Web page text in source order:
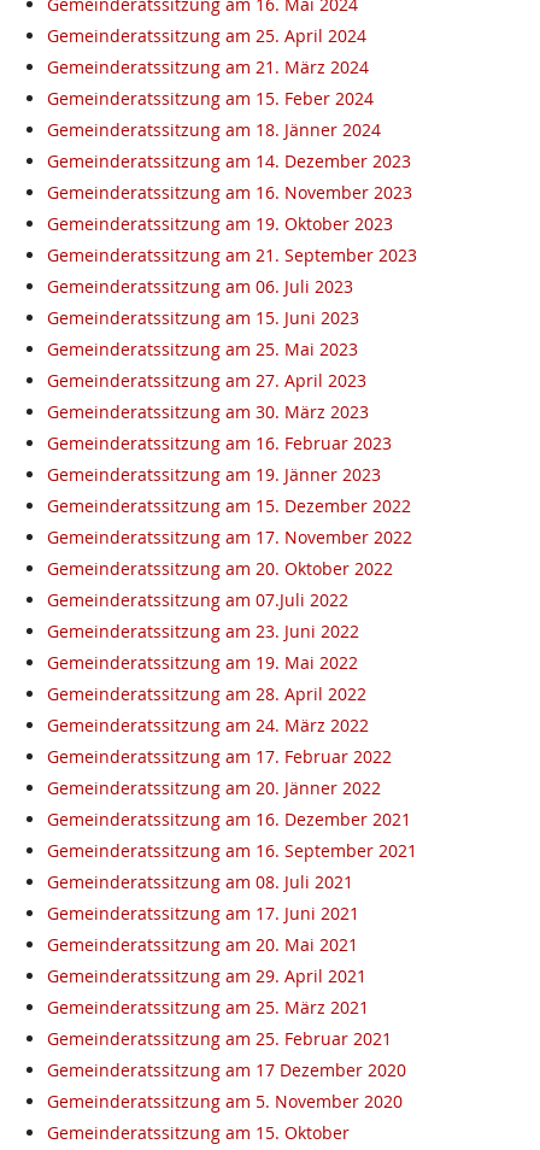
Gemeinderatssitzung am 25. April 2024
Gemeinderatssitzung am 21. März 2024
Gemeinderatssitzung am 15. Feber 2024
Gemeinderatssitzung am 18. Jänner 2024
Gemeinderatssitzung am 14. Dezember 2023
Gemeinderatssitzung am 16. November 2023
Gemeinderatssitzung am 19. Oktober 2023
Gemeinderatssitzung am 21. September 2023
Gemeinderatssitzung am 06. Juli 2023
Gemeinderatssitzung am 15. Juni 2023
Gemeinderatssitzung am 25. Mai 2023
Gemeinderatssitzung am 27. April 2023
Gemeinderatssitzung am 30. März 2023
Gemeinderatssitzung am 16. Februar 2023
Gemeinderatssitzung am 19. Jänner 2023
Gemeinderatssitzung am 15. Dezember 2022
Gemeinderatssitzung am 17. November 2022
Gemeinderatssitzung am 20. Oktober 2022
Gemeinderatssitzung am 07.Juli 2022
Gemeinderatssitzung am 23. Juni 2022
Gemeinderatssitzung am 19. Mai 2022
Gemeinderatssitzung am 28. April 2022
Gemeinderatssitzung am 24. März 2022
Gemeinderatssitzung am 17. Februar 2022
Gemeinderatssitzung am 20. Jänner 2022
Gemeinderatssitzung am 16. Dezember 2021
Gemeinderatssitzung am 16. September 2021
Gemeinderatssitzung am 08. Juli 2021
Gemeinderatssitzung am 17. Juni 2021
Gemeinderatssitzung am 20. Mai 2021
Gemeinderatssitzung am 29. April 2021
Gemeinderatssitzung am 25. März 2021
Gemeinderatssitzung am 25. Februar 2021
Gemeinderatssitzung am 17 Dezember 2020
Gemeinderatssitzung am 5. November 2020
Gemeinderatssitzung am 15. Oktober